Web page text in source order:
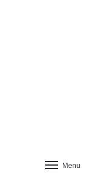
Menu